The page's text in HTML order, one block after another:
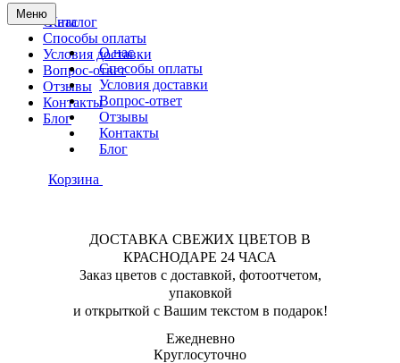
Меню
О нас
Способы оплаты
Условия доставки
Вопрос-ответ
Отзывы
Контакты
Блог
Каталог
О нас
Способы оплаты
Условия доставки
Вопрос-ответ
Отзывы
Контакты
Блог
Корзина
ДОСТАВКА СВЕЖИХ ЦВЕТОВ В
КРАСНОДАРЕ 24 ЧАСА
Заказ цветов с доставкой, фотоотчетом,
упаковкой
и открыткой с Вашим текстом в подарок!
Ежедневно
Круглосуточно